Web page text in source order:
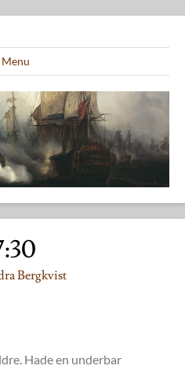
Menu
Bergkvist
Hade en underbar